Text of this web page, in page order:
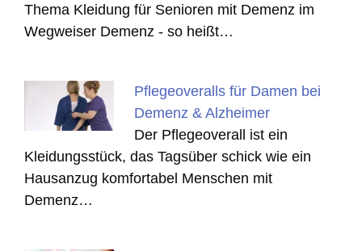
Thema Kleidung für Senioren mit Demenz im
Wegweiser Demenz - so heißt…
Pflegeoveralls für Damen bei
Demenz & Alzheimer
Der Pflegeoverall ist ein
Kleidungsstück, das Tagsüber schick wie ein
Hausanzug komfortabel Menschen mit
Demenz…